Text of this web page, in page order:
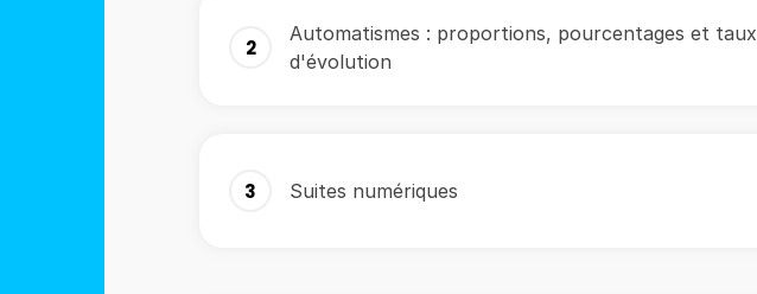
2
Automatismes : proportions, pourcentages et taux
d'évolution
3 Suites numériques